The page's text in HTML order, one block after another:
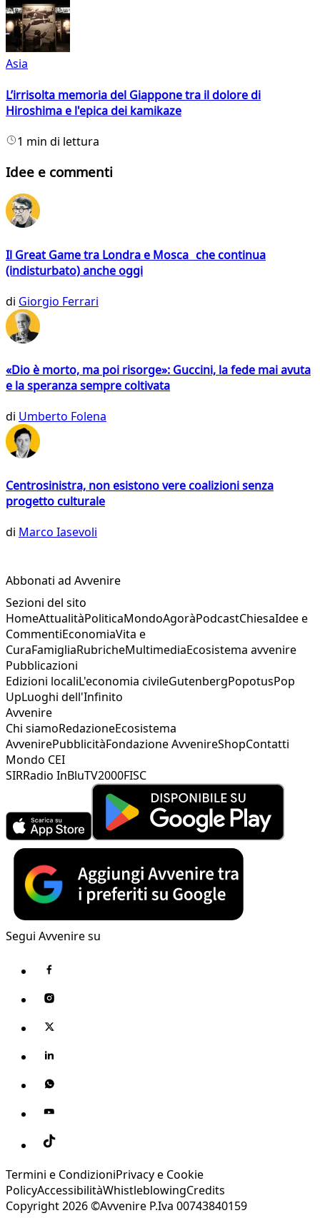
Asia
L’irrisolta memoria del Giappone tra il dolore di
Hiroshima e l'epica dei kamikaze
1 min di lettura
Idee e commenti
Il Great Game tra Londra e Mosca che continua
(indisturbato) anche oggi
di Giorgio Ferrari
«Dio è morto, ma poi risorge»: Guccini, la fede mai avuta
e la speranza sempre coltivata
di Umberto Folena
Centrosinistra, non esistono vere coalizioni senza
progetto culturale
di Marco Iasevoli
Abbonati ad Avvenire
Sezioni del sito
HomeAttualitàPoliticaMondoAgoràPodcastChiesaIdee e
CommentiEconomiaVita e
CuraFamigliaRubricheMultimediaEcosistema avvenire
Pubblicazioni
Edizioni localiL'economia civileGutenbergPopotusPop
UpLuoghi dell'Infinito
Avvenire
Chi siamoRedazioneEcosistema
AvvenirePubblicitàFondazione AvvenireShopContatti
Mondo CEI
SIRRadio InBluTV2000FISC
Segui Avvenire su
Termini e CondizioniPrivacy e Cookie
PolicyAccessibilitàWhistleblowingCredits
Copyright 2026 ©Avvenire P.Iva 00743840159